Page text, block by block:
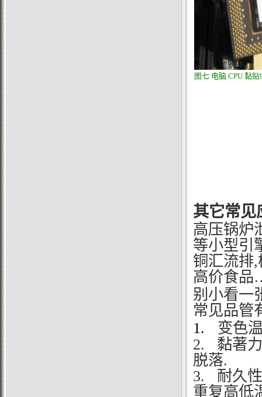
图七 电脑CPU 黏贴
其它常见
高压锅炉
等小型引
铜汇流排
高价食品
别小看一
常见品管
1.
变色
2.
黏著
脱落.
3.
耐久
重复高低